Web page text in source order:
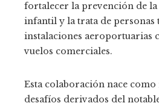
fortalecer la prevención de
infantil y la trata de personas
instalaciones aeroportuarias
vuelos comerciales.
Esta colaboración nace como
desafíos derivados del